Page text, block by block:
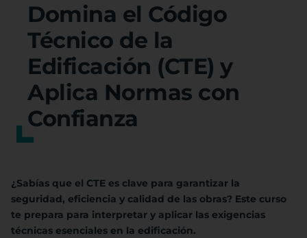
Domina el Código
Técnico de la
Edificación (CTE) y
Aplica Normas con
Confianza
¿Sabías que el CTE es clave para garantizar la
seguridad, eficiencia y calidad de las obras? Este curso
te prepara para interpretar y aplicar las exigencias
técnicas esenciales en la edificación.